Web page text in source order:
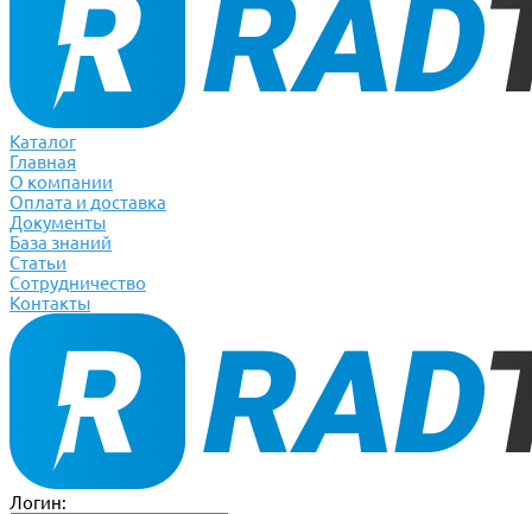
Каталог
Главная
О компании
Оплата и доставка
Документы
База знаний
Статьи
Сотрудничество
Контакты
Логин: